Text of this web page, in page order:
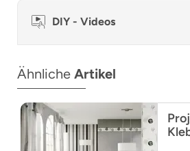
DIY - Videos
Ähnliche Artikel